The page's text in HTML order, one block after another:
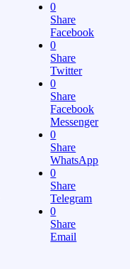
0
Share
Facebook
0
Share
Twitter
0
Share
Facebook
Messenger
0
Share
WhatsApp
0
Share
Telegram
0
Share
Email